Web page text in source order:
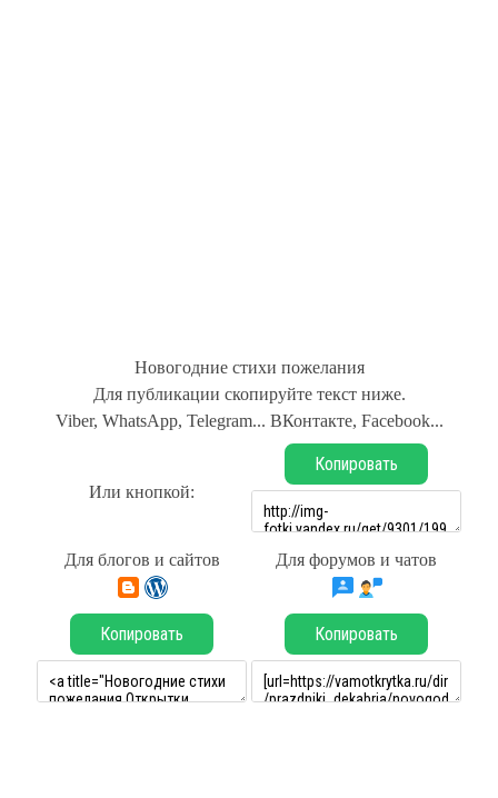
Новогодние стихи пожелания
Для публикации скопируйте текст ниже.
Viber, WhatsApp, Telegram... ВКонтакте, Facebook...
Или кнопкой:
Копировать
Для блогов и сайтов Для форумов и чатов
Копировать Копировать